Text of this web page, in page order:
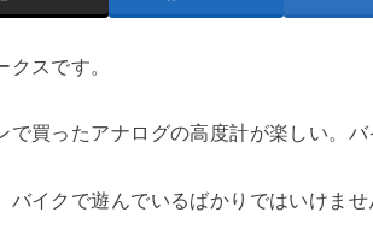
クスです。
で買ったアナログの高度計が楽しい。
バイクで遊んでいるばかりではいけませ